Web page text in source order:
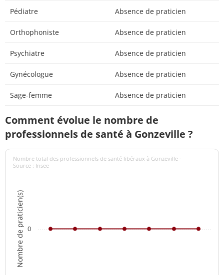
Pédiatre Absence de praticien
Orthophoniste Absence de praticien
Psychiatre Absence de praticien
Gynécologue Absence de praticien
Sage-femme Absence de praticien
Comment évolue le nombre de
professionnels de santé à Gonzeville ?
Nombre de praticien(s)
Nombre total des professionnels de santé libéraux à Gonzeville -
Source : Insee
0